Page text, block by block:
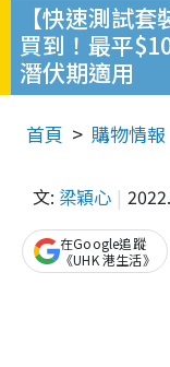
【快速測試
買到！最平
潛伏期適用
首頁 購物情報
文: 梁穎心
在Google追蹤
《UHK 港生活》